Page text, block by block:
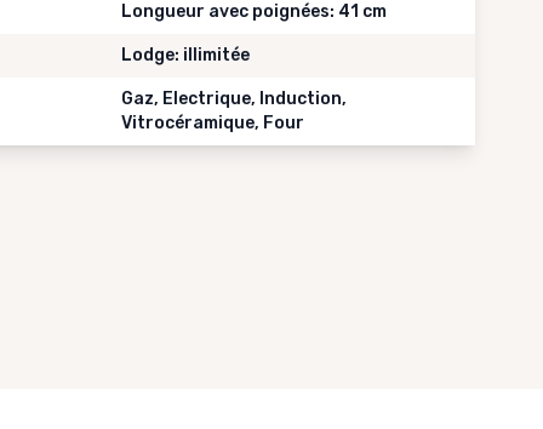
Longueur avec poignées: 41 cm
Lodge: illimitée
Gaz, Electrique, Induction,
Vitrocéramique, Four